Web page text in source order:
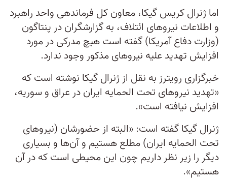
اما ژنرال کریس گیکا، معاون کل فرماندهی واحد راهبرد
و اطلاعات نیروهای ائتلاف، به گزارشگران در پنتاگون
(وزارت دفاع آمریکا) گفته است هیچ مدرکی در مورد
افزایش تهدید علیه نیروهای مذکور وجود ندارد.
خبرگزاری رویترز به نقل از ژنرال گیکا نوشته است که
«تهدید نیروهای تحت الحمایه ایران در عراق و سوریه،
افزایش نیافته است».
ژنرال گیکا گفته است: «البته از حضورشان (نیروهای
تحت الحمایه ایران) مطلع هستیم و آن‌ها و بسیاری
دیگر را زیر نظر داریم چون این محیطی است که در آن
هستیم».